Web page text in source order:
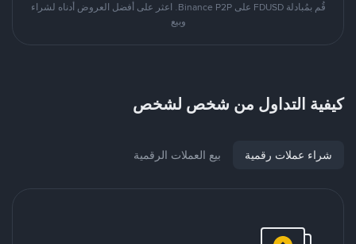
قُم بمُبادلة FDUSD على Binance P2P. اعثر على أفضل العروض أدناه لشراء
وبيع
كيفية التداول من شخص لشخص
شراء عملات رقمية بيع العملات الرقمية